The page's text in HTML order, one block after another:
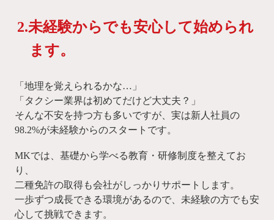
2.未経験からでも安心して始められ
ます。
「地理を覚えられるかな…」
「タクシー業界は初めてだけど大丈夫？」
そんな不安を持つ方も多いですが、実は新人社員の
98.2%が未経験からのスタートです。
MKでは、基礎から学べる教育・研修制度を整えてお
り、
二種免許の取得も会社がしっかりサポートします。
一歩ずつ成長できる環境があるので、未経験の方でも安
心して挑戦できます。